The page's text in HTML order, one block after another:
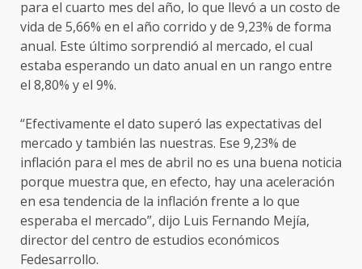
para el cuarto mes del año, lo que llevó a un costo de
vida de 5,66% en el año corrido y de 9,23% de forma
anual. Este último sorprendió al mercado, el cual
estaba esperando un dato anual en un rango entre
el 8,80% y el 9%.
“Efectivamente el dato superó las expectativas del
mercado y también las nuestras. Ese 9,23% de
inflación para el mes de abril no es una buena noticia
porque muestra que, en efecto, hay una aceleración
en esa tendencia de la inflación frente a lo que
esperaba el mercado”, dijo Luis Fernando Mejía,
director del centro de estudios económicos
Fedesarrollo.